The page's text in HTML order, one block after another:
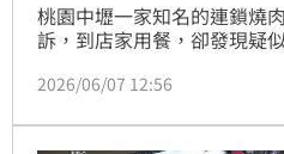
桃園中壢一家知名的連鎖燒
訴，到店家用餐，卻發現疑
還是不足重。
2026/06/07 12:56